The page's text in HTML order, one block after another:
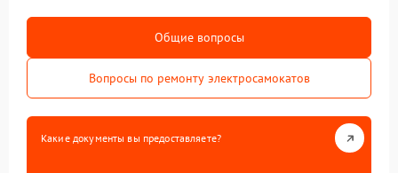
Общие вопросы
Вопросы по ремонту электросамокатов
Какие документы вы предоставляете?